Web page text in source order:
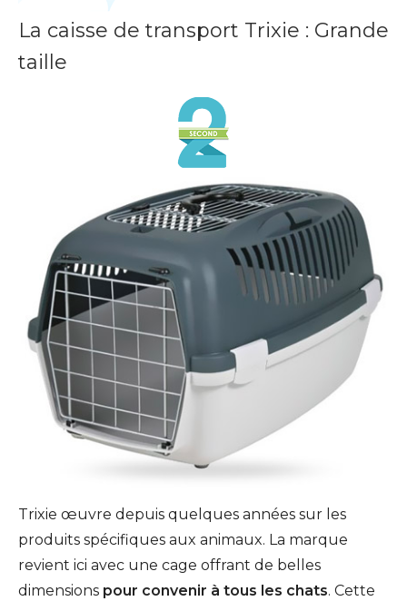
La caisse de transport Trixie : Grande
taille
Trixie œuvre depuis quelques années sur les
produits spécifiques aux animaux. La marque
revient ici avec une cage offrant de belles
dimensions pour convenir à tous les chats. Cette